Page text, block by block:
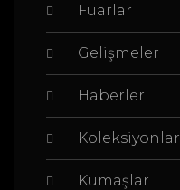
Fuarlar
Gelişmeler
Haberler
Koleksiyonlar
Kumaşlar